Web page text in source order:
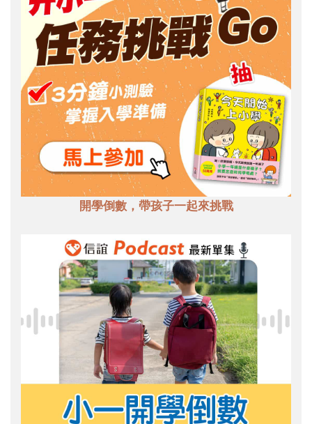
開學倒數，帶孩子一起來挑戰